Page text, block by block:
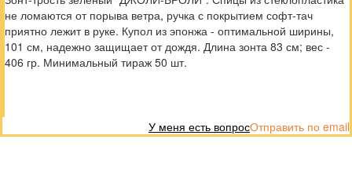
не ломаются от порыва ветра, ручка с покрытием софт-тач
приятно лежит в руке. Купол из эпонжа - оптимальной ширины,
101 см, надежно защищает от дождя. Длина зонта 83 см; вес -
406 гр. Минимальный тираж 50 шт.
Отправить по email
У меня есть вопрос